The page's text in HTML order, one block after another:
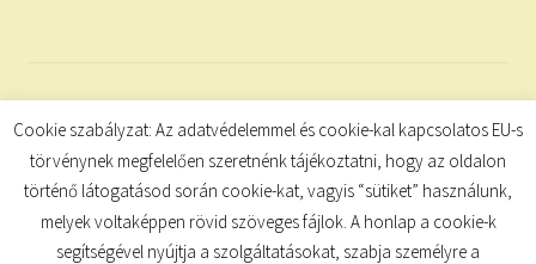
Bejegyzések
lapozása
1 2 … 23 Következő
Cookie szabályzat: Az adatvédelemmel és cookie-kal kapcsolatos EU-s
törvénynek megfelelően szeretnénk tájékoztatni, hogy az oldalon
történő látogatásod során cookie-kat, vagyis “sütiket” használunk,
melyek voltaképpen rövid szöveges fájlok. A honlap a cookie-k
segítségével nyújtja a szolgáltatásokat, szabja személyre a